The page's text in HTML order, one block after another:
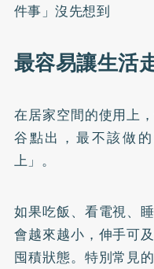
件事」沒先想到
最容易讓生活
在居家空間的使用上
谷點出，最不該做
上」。
如果吃飯、看電視、
會越來越小，伸手可
囤積狀態。特別常見